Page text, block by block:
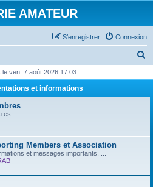
AMATEUR
Connexion
S’enregistrer
h
le ven. 7 août 2026 17:03
et informations
...
Members et Association
et messages importants, ...